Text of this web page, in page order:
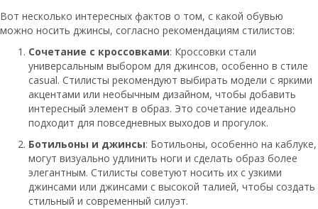
Вот несколько интересных фактов о том, с какой обувью
можно носить джинсы, согласно рекомендациям стилистов:
Сочетание с кроссовками: Кроссовки стали
универсальным выбором для джинсов, особенно в стиле
casual. Стилисты рекомендуют выбирать модели с яркими
акцентами или необычным дизайном, чтобы добавить
интересный элемент в образ. Это сочетание идеально
подходит для повседневных выходов и прогулок.
Ботильоны и джинсы: Ботильоны, особенно на каблуке,
могут визуально удлинить ноги и сделать образ более
элегантным. Стилисты советуют носить их с узкими
джинсами или джинсами с высокой талией, чтобы создать
стильный и современный силуэт.